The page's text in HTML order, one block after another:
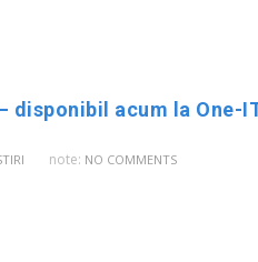
disponibil acum la One-
note: NO COMMENTS